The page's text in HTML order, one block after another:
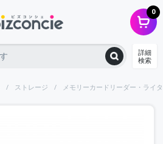
0
詳細
検索
ストレージ メモリーカードリーダー・ライ